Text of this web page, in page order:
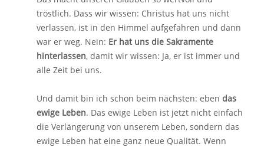
tröstlich. Dass wir wissen: Christus hat uns nicht
verlassen, ist in den Himmel aufgefahren und dann
war er weg. Nein: Er hat uns die Sakramente
hinterlassen, damit wir wissen: Ja, er ist immer und
alle Zeit bei uns.
Und damit bin ich schon beim nächsten: eben das
ewige Leben. Das ewige Leben ist jetzt nicht einfach
die Verlängerung von unserem Leben, sondern das
ewige Leben hat eine ganz neue Qualität. Wenn